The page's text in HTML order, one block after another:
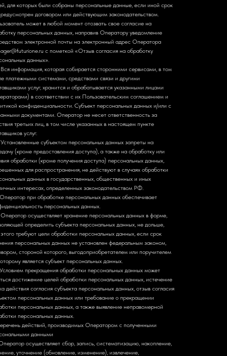
для которых были собраны персональные данные, если иной срок
договором или действующим законодательством.
может в любой момент отозвать свое согласие на
персональных данных, направив Оператору уведомление
электронной почты на электронный адрес Оператора
с пометкой «Отзыв согласия на обработку
данных».
информация, которая собирается сторонними сервисами, в том
платежными системами, средствами связи и другими
услуг, хранится и обрабатывается указанными лицами
в соответствии с их Пользовательским соглашением и
конфиденциальности. Субъект персональных данных и/или с
документами. Оператор не несет ответственность за
третьих лиц, в том числе указанных в настоящем пункте
услуг.
субъектом персональных данных запреты на
(кроме предоставления доступа), а также на обработку или
обработки (кроме получения доступа) персональных данных,
для распространения, не действуют в случаях обработки
данных в государственных, общественных и иных
интересах, определенных законодательством РФ.
при обработке персональных данных обеспечивает
персональных данных.
осуществляет хранение персональных данных в форме,
определить субъекта персональных данных, не дольше,
требуют цели обработки персональных данных, если срок
персональных данных не установлен федеральным законом,
стороной которого, выгодоприобретателем или поручителем
является субъект персональных данных.
прекращения обработки персональных данных может
достижение целей обработки персональных данных, истечение
действия согласия субъекта персональных данных, отзыв согласия
персональных данных или требование о прекращении
персональных данных, а также выявление неправомерной
персональных данных.
действий, производимых Оператором с полученными
данными
осуществляет сбор, запись, систематизацию, накопление,
уточнение (обновление, изменение), извлечение,